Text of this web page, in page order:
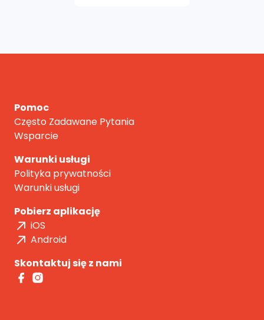
Pomoc
Często Zadawane Pytania
Wsparcie
Warunki usługi
Polityka prywatności
Warunki usługi
Pobierz aplikację
iOS
Android
Skontaktuj się z nami